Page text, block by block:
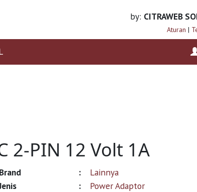
by: CITRAWEB
Aturan |
2-PIN 12 Volt 1A
Brand :
Lainnya
:
Power Adaptor